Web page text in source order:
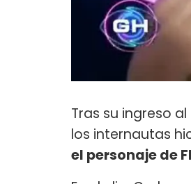
Tras su ingreso
los internautas
el personaje de